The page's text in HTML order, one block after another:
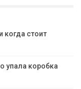
когда стоит
упала коробка